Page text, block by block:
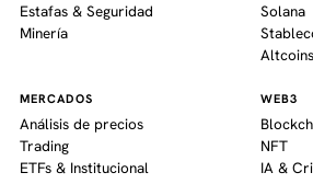
Estafas & Seguridad
Minería
Solana
Altcoins
MERCADOS
Análisis de precios
Trading
ETFs & Institucional
WEB3
NFT
IA &